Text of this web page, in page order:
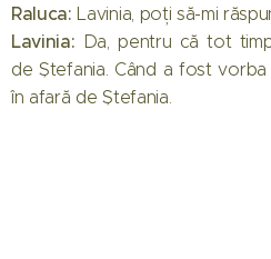
Raluca: Lavinia, poți să-mi
Lavinia: Da, pentru că tot
de Ștefania. Când a fost vorba
în afară de Ștefania.